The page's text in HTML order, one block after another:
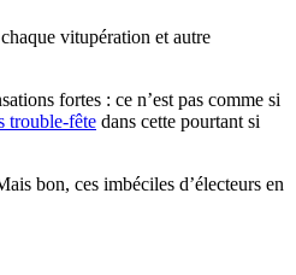
vitupération et autre
fortes : ce n’est pas comme si
trouble-fête dans cette pourtant si
bon, ces imbéciles d’électeurs en